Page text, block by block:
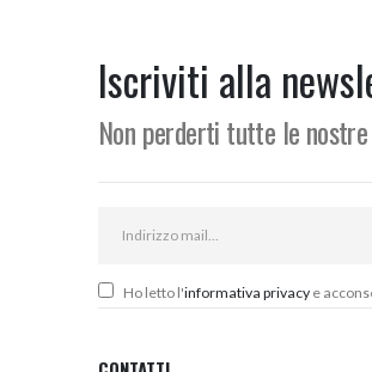
a
100,50€
Iscriviti alla
Non perderti tutte le
Ho letto l'informativa privacy e